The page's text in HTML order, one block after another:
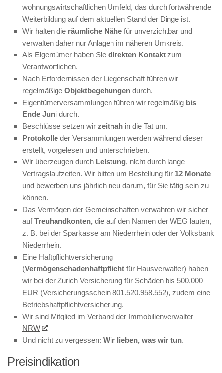
wohnungswirtschaftlichen Umfeld, das durch fortwährende
Weiterbildung auf dem aktuellen Stand der Dinge ist.
Wir halten die räumliche Nähe für unverzichtbar und
verwalten daher nur Anlagen im näheren Umkreis.
Als Eigentümer haben Sie direkten Kontakt zum
Verantwortlichen.
Nach Erfordernissen der Liegenschaft führen wir
regelmäßige Objektbegehungen durch.
Eigentümerversammlungen führen wir regelmäßig bis
Ende Juni durch.
Beschlüsse setzen wir zeitnah in die Tat um.
Protokolle der Versammlungen werden während dieser
erstellt, vorgelesen und unterschrieben.
Wir überzeugen durch Leistung, nicht durch lange
Vertragslaufzeiten. Wir bitten um Bestellung für 12 Monate
und bewerben uns jährlich neu darum, für Sie tätig sein zu
können.
Das Vermögen der Gemeinschaften verwahren wir sicher
aufTreuhandkonten, die auf den Namen der WEG lauten,
z. B. bei der Sparkasse am Niederrhein oder der Volksbank
Niederrhein.
Eine Haftpflichtversicherung
(Vermögenschadenhaftpflicht für Hausverwalter) haben
wir bei der Zurich Versicherung für Schäden bis 500.000
EUR (Versicherungsschein 801.520.958.552), zudem eine
Betriebshaftpflichtversicherung.
Wir sind Mitglied im Verband der Immobilienverwalter
NRW
.
Und nicht zu vergessen: Wir lieben, was wir tun.
Preisindikation